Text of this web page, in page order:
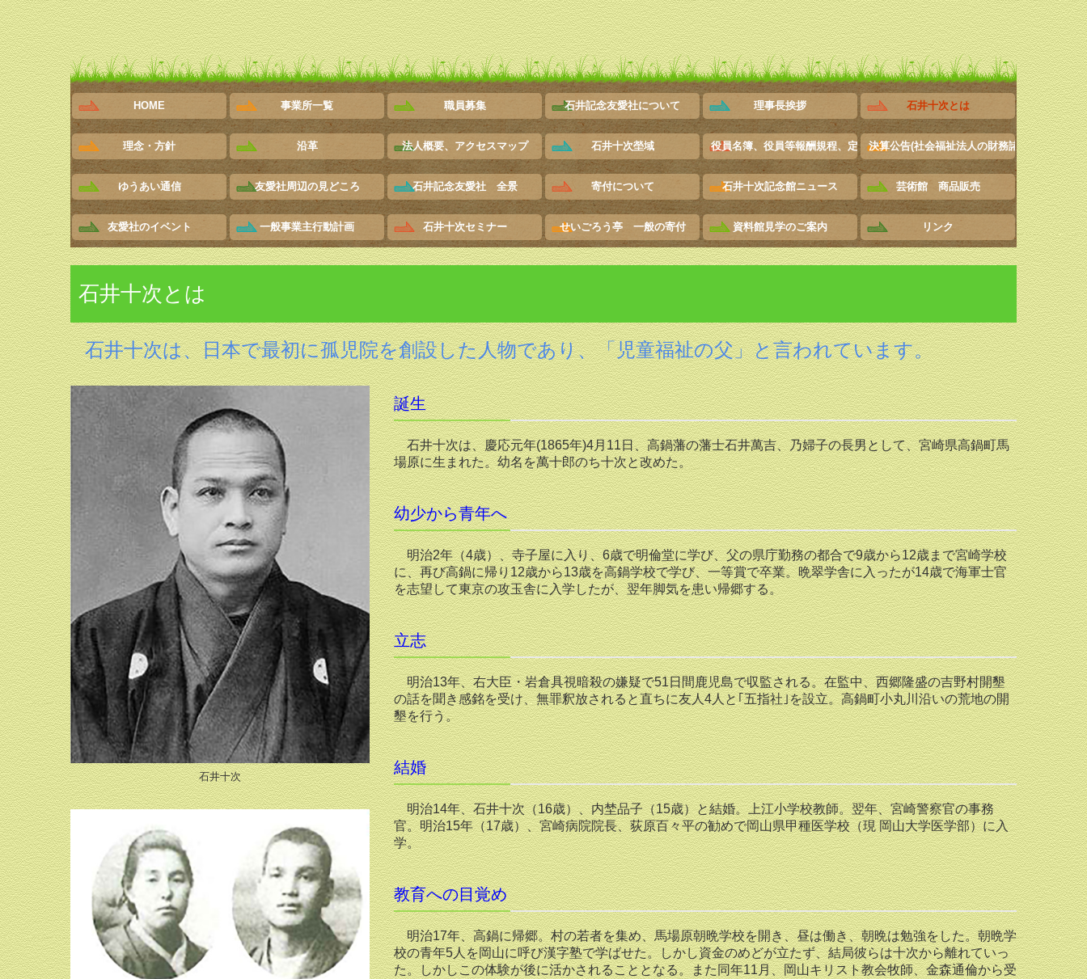
HOME 事業所一覧 職員募集
職員募集 児嶋理事長の話
職員募集 先輩の声 1
職員募集 先輩の声 2
石井記念友愛社について 理事長挨拶 石井十次とは
理念・方針 沿革 法人概要、アクセスマップ 石井十次塋域 役員名簿、役員等報酬規程、定款決算公告(社会福祉法人の財務諸表等電子開示
ゆうあい通信 友愛社周辺の見どころ 石井記念友愛社 全景 寄付について 石井十次記念館ニュース 芸術館 商品販売
友愛社のイベント 一般事業主行動計画 石井十次セミナー せいごろう亭 一般の寄付 資料館見学のご案内 リンク
石井十次とは
石井十次は、日本で最初に孤児院を創設した人物であり、「児童福祉の父」と言われています。
石井十次
誕生
石井十次は、慶応元年(1865年)4月11日、高鍋藩の藩士石井萬吉、乃婦子の長男として、宮崎県高鍋町馬
場原に生まれた。幼名を萬十郎のち十次と改めた。
幼少から青年へ
明治2年（4歳）、寺子屋に入り、6歳で明倫堂に学び、父の県庁勤務の都合で9歳から12歳まで宮崎学校
に、再び高鍋に帰り12歳から13歳を高鍋学校で学び、一等賞で卒業。晩翠学舎に入ったが14歳で海軍士官
を志望して東京の攻玉舎に入学したが、翌年脚気を患い帰郷する。
立志
明治13年、右大臣・岩倉具視暗殺の嫌疑で51日間鹿児島で収監される。在監中、西郷隆盛の吉野村開墾
の話を聞き感銘を受け、無罪釈放されると直ちに友人4人と｢五指社｣を設立。高鍋町小丸川沿いの荒地の開
墾を行う。
結婚
明治14年、石井十次（16歳）、内埜品子（15歳）と結婚。上江小学校教師。翌年、宮崎警察官の事務
官。明治15年（17歳）、宮崎病院院長、荻原百々平の勧めで岡山県甲種医学校（現 岡山大学医学部）に入
学。
教育への目覚め
明治17年、高鍋に帰郷。村の若者を集め、馬場原朝晩学校を開き、昼は働き、朝晩は勉強をした。朝晩学
校の青年5人を岡山に呼び漢字塾で学ばせた。しかし資金のめどが立たず、結局彼らは十次から離れていっ
た。しかしこの体験が後に活かされることとなる。また同年11月、岡山キリスト教会牧師、金森通倫から受